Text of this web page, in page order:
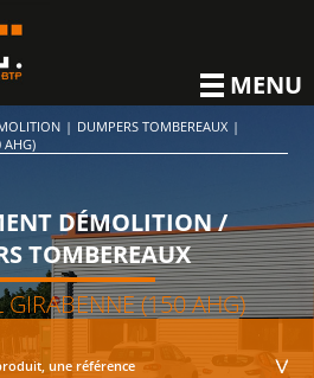
MENU
| DUMPERS TOMBEREAUX |
AHG)
DÉMOLITION /
TOMBEREAUX
(150 AHG)